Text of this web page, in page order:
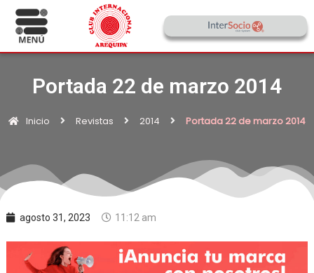
Portada 22 de marzo 2014
Inicio Revistas 2014 Portada 22 de marzo 2014
agosto 31, 2023 11:12 am